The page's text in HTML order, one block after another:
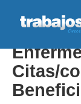
Citas/